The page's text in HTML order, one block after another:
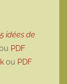
idées de
PDF
ou PDF